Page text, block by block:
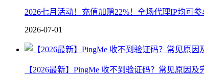
2026七月活动！充值加赠22%！全场代理IP均可参
2026-07-01
【2026最新】PingMe 收不到验证码？常见原因及